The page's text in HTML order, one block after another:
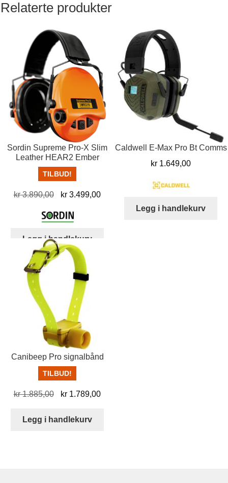
Relaterte produkter
Sordin Supreme Pro-X Slim
Leather HEAR2 Ember
TILBUD!
kr3.890,00
Opprinnelig
var:
kr 3.499,00Nåværende
Legg i handlekurv
Caldwell E-Max Pro Bt Comms
kr 1.649,00
Legg i handlekurv
Canibeep Pro signalbånd
TILBUD!
kr1.885,00
Opprinnelig
var:
kr 1.789,00Nåværende
Legg i handlekurv